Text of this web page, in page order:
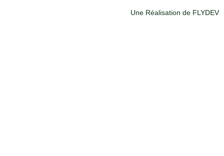
Une Réalisation de FLYDEV